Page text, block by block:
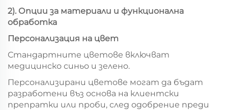
2). Опции за материали и функционална
обработка
Персонализация на цвет
Стандартните цветове включват
медицинско синьо и зелено.
Персонализирани цветове могат да бъдат
разработени въз основа на клиентски
препратки или проби, след одобрение преди